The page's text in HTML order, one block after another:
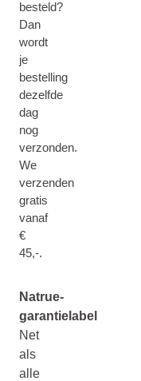
besteld?
Dan
wordt
je
bestelling
dezelfde
dag
nog
verzonden.
We
verzenden
gratis
vanaf
€
45,-.
Natrue-
garantielabel
Net
als
alle